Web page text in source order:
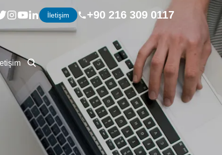
İletişim +90 216 309 0117